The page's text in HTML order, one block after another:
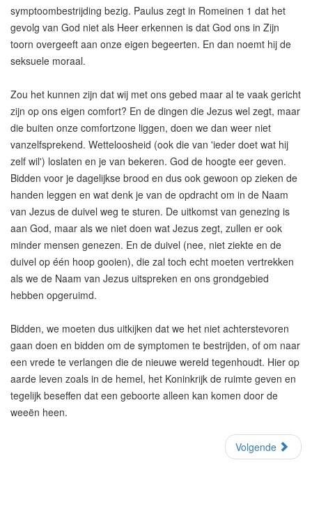
symptoombestrijding bezig. Paulus zegt in Romeinen 1 dat het
gevolg van God niet als Heer erkennen is dat God ons in Zijn
toorn overgeeft aan onze eigen begeerten. En dan noemt hij de
seksuele moraal.
Zou het kunnen zijn dat wij met ons gebed maar al te vaak gericht
zijn op ons eigen comfort? En de dingen die Jezus wel zegt, maar
die buiten onze comfortzone liggen, doen we dan weer niet
vanzelfsprekend. Wetteloosheid (ook die van 'ieder doet wat hij
zelf wil') loslaten en je van bekeren. God de hoogte eer geven.
Bidden voor je dagelijkse brood en dus ook gewoon op zieken de
handen leggen en wat denk je van de opdracht om in de Naam
van Jezus de duivel weg te sturen. De uitkomst van genezing is
aan God, maar als we niet doen wat Jezus zegt, zullen er ook
minder mensen genezen. En de duivel (nee, niet ziekte en de
duivel op één hoop gooien), die zal toch echt moeten vertrekken
als we de Naam van Jezus uitspreken en ons grondgebied
hebben opgeruimd.
Bidden, we moeten dus uitkijken dat we het niet achterstevoren
gaan doen en bidden om de symptomen te bestrijden, of om naar
een vrede te verlangen die de nieuwe wereld tegenhoudt. Hier op
aarde leven zoals in de hemel, het Koninkrijk de ruimte geven en
tegelijk beseffen dat een geboorte alleen kan komen door de
weeën heen.
Volgende